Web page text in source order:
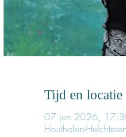
Tijd en locatie
07 jun 2026,
Houthalen-